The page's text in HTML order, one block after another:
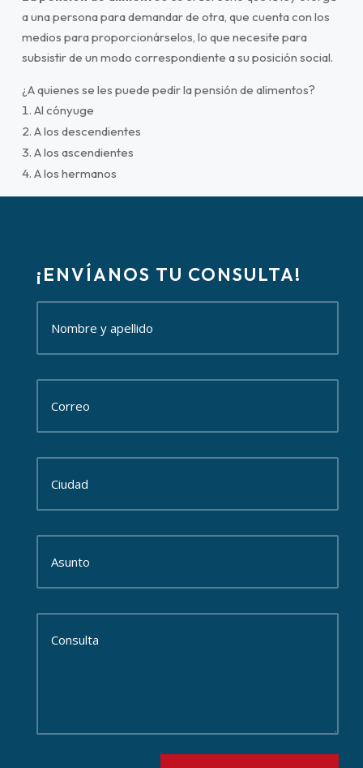
a una persona para demandar de otra, que cuenta con los
medios para proporcionárselos, lo que necesite para
subsistir de un modo correspondiente a su posición social.
¿A quienes se les puede pedir la pensión de alimentos?
Al cónyuge
A los descendientes
A los ascendientes
A los hermanos
¡ENVÍANOS TU CONSULTA!